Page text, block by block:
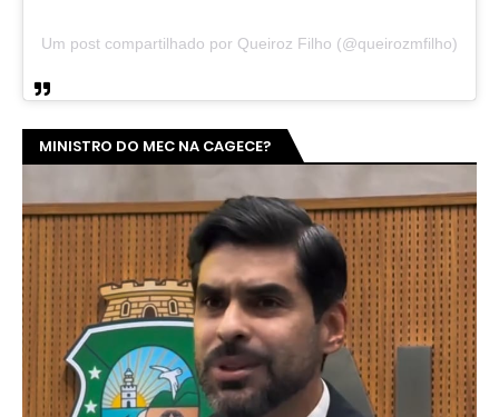
Um post compartilhado por Queiroz Filho (@queirozmfilho)
MINISTRO DO MEC NA CAGECE?